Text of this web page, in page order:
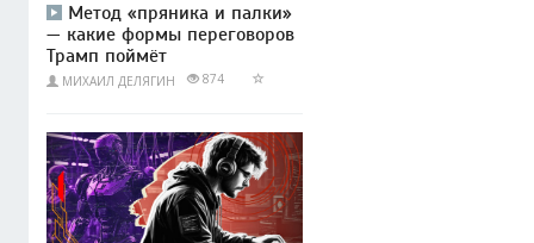
Метод «пряника и палки»
— какие формы переговоров
Трамп поймёт
МИХАИЛ ДЕЛЯГИН 874